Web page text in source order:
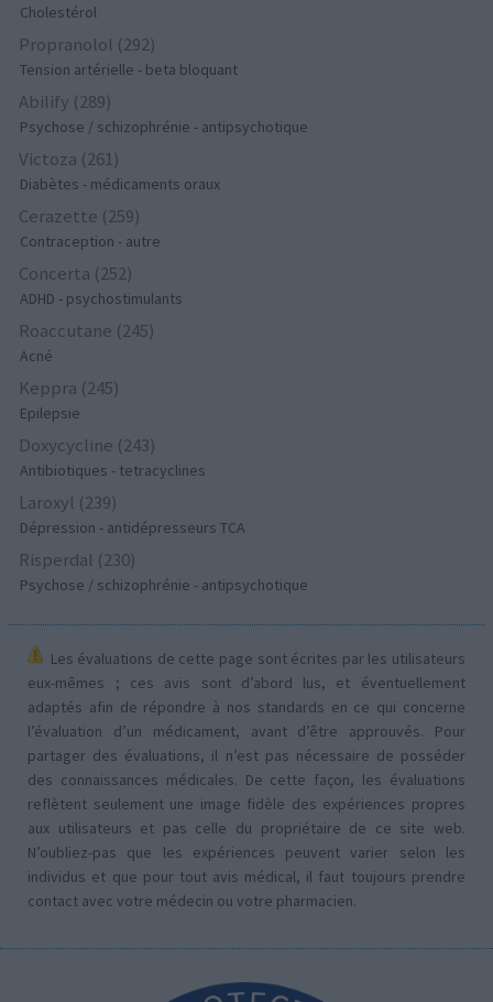
Cholestérol
Propranolol (292)
Tension artérielle - beta bloquant
Abilify (289)
Psychose / schizophrénie - antipsychotique
Victoza (261)
Diabètes - médicaments oraux
Cerazette (259)
Contraception - autre
Concerta (252)
ADHD - psychostimulants
Roaccutane (245)
Acné
Keppra (245)
Epilepsie
Doxycycline (243)
Antibiotiques - tetracyclines
Laroxyl (239)
Dépression - antidépresseurs TCA
Risperdal (230)
Psychose / schizophrénie - antipsychotique
Les évaluations de cette page sont écrites par les utilisateurs
eux-mêmes ; ces avis sont d’abord lus, et éventuellement
adaptés afin de répondre à nos standards en ce qui concerne
l’évaluation d’un médicament, avant d’être approuvés. Pour
partager des évaluations, il n’est pas nécessaire de posséder
des connaissances médicales. De cette façon, les évaluations
reflètent seulement une image fidèle des expériences propres
aux utilisateurs et pas celle du propriétaire de ce site web.
N’oubliez-pas que les expériences peuvent varier selon les
individus et que pour tout avis médical, il faut toujours prendre
contact avec votre médecin ou votre pharmacien.